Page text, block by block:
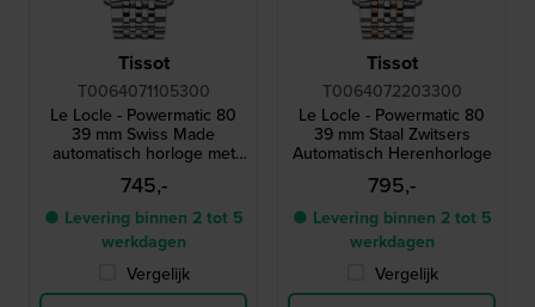
Tissot
T0064071105300
Le Locle - Powermatic 80
39 mm Swiss Made
automatisch horloge met
datum
745,-
● Levering binnen 2 tot 5
werkdagen
Vergelijk
Tissot
T0064072203300
Le Locle - Powermatic 80
39 mm Staal Zwitsers
Automatisch Herenhorloge
795,-
● Levering binnen 2 tot 5
werkdagen
Vergelijk